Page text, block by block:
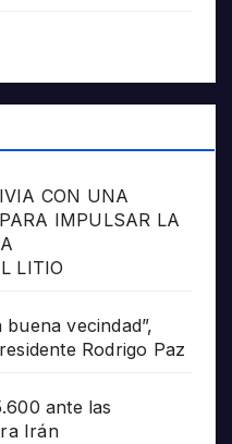
CON UNA
IMPULSAR LA
LITIO
vecindad”,
Rodrigo Paz
ante las
Irán